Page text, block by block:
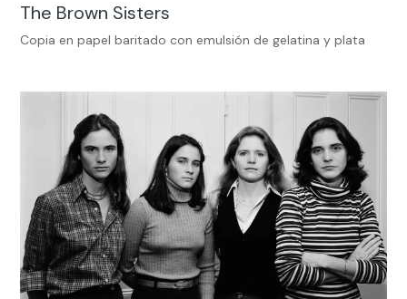
The Brown Sisters
Copia en papel baritado con emulsión de gelatina y plata